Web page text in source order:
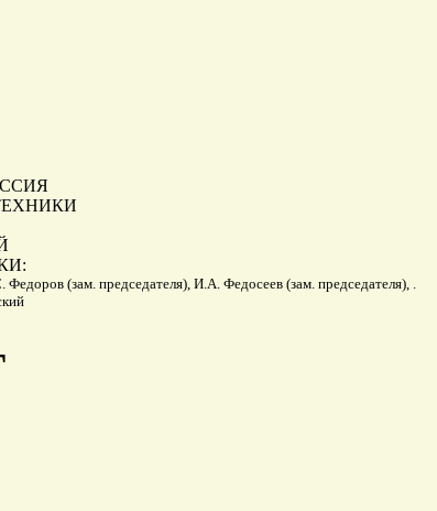
(зам. председателя), И.А. Федосеев (зам. председателя), .